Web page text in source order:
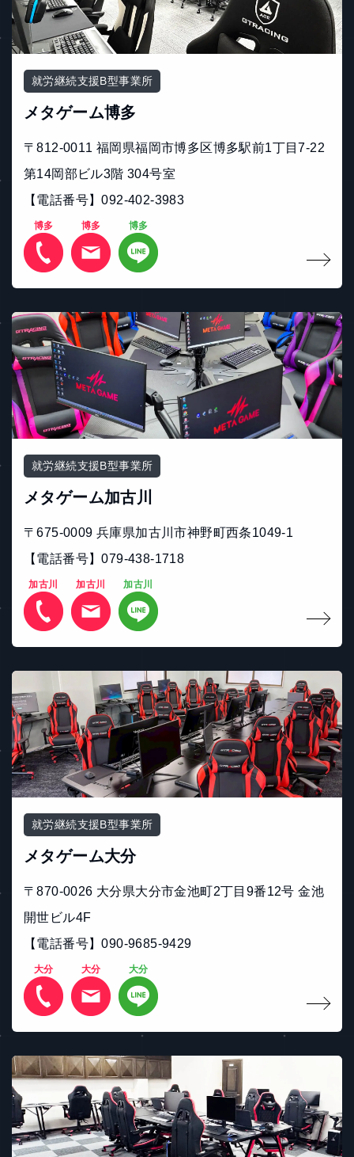
就労継続支援B型事業所
メタゲーム博多
〒812-0011 福岡県福岡市博多区博多駅前1丁目7-22
第14岡部ビル3階 304号室
【電話番号】092-402-3983
博多 博多 博多
就労継続支援B型事業所
メタゲーム加古川
〒675-0009 兵庫県加古川市神野町西条1049-1
【電話番号】079-438-1718
加古川 加古川 加古川
就労継続支援B型事業所
メタゲーム大分
〒870-0026 大分県大分市金池町2丁目9番12号 金池
開世ビル4F
【電話番号】090‐9685‐9429
大分 大分 大分